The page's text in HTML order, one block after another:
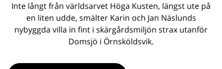
Inte långt från världsarvet Höga Kusten, längst ute på
en liten udde, smälter Karin och Jan Näslunds
nybyggda villa in fint i skärgårdsmiljön strax utanför
Domsjö i Örnsköldsvik.